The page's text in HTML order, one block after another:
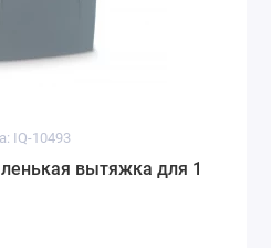
IQ-10493
вытяжка для 1